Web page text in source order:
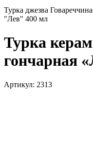
Турка джезва
"Лев" 400 мл
Турка
гончарная
Артикул: 2313